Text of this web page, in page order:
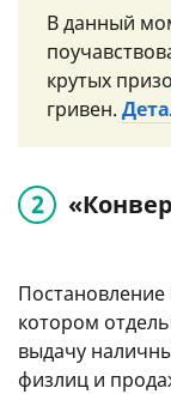
В данный
крутых
гривен.
котором
выдачу
физлиц и